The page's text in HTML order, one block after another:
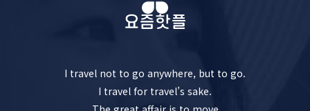
I travel not to go anywhere, but to go.
I travel for travel’s sake.